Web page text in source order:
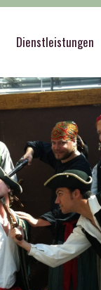
Dienstleistungen